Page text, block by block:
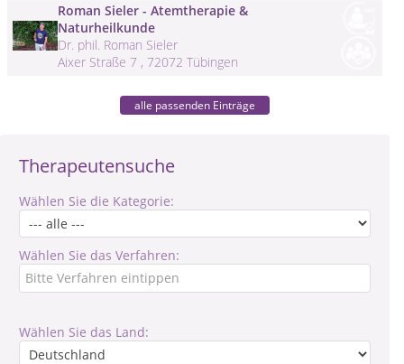
Therapeutensuche
Wählen Sie die Kategorie:
Wählen Sie das Verfahren:
Wählen Sie das Land:
Roman Sieler - Atemtherapie &
Naturheilkunde
Dr. phil. Roman Sieler
Aixer Straße 7 , 72072 Tübingen
alle passenden Einträge